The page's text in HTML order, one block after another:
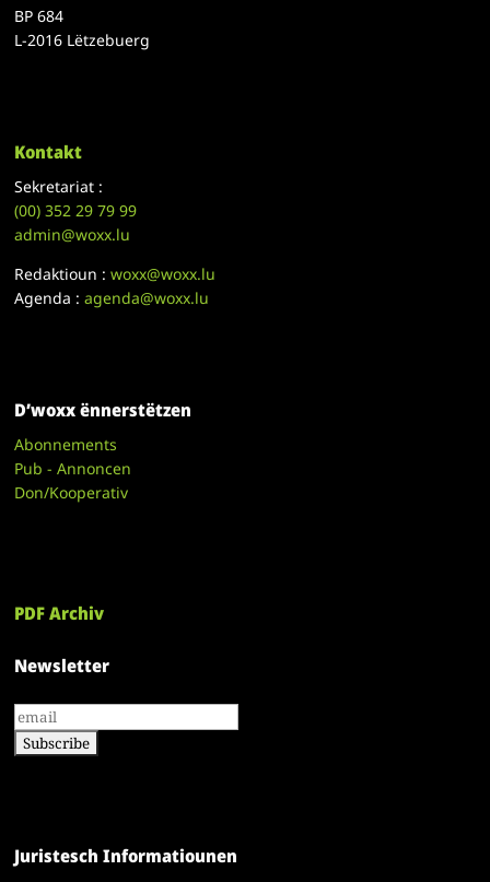
BP 684
L-2016 Lëtzebuerg
Kontakt
Sekretariat :
(00)352 29 79 99
admin@woxx.lu
Redaktioun :woxx@woxx.lu
Agenda :agenda@woxx.lu
D’woxx ënnerstëtzen
Abonnements
Pub - Annoncen
Don/Kooperativ
PDF Archiv
Newsletter
Juristesch Informatiounen